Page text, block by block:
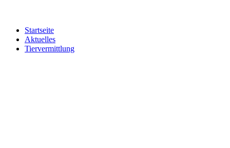
Startseite
Aktuelles
Tiervermittlung